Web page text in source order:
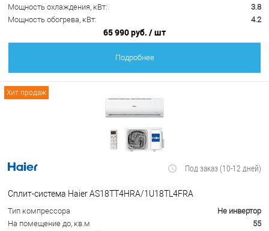
Мощность охлаждения, кВт:
3.8
Мощность обогрева, кВт:
4.2
65 990 руб. / шт
Подробнее
Хит продаж
Под заказ (10-12 дней)
Сплит-система Haier AS18TT4HRA/1U18TL4FRA
Тип компрессора
Не инвертор
На помещение до, кв.м
55